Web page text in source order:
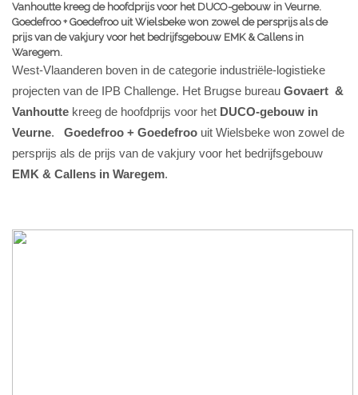
Vanhoutte kreeg de hoofdprijs voor het DUCO-gebouw in Veurne.
Goedefroo + Goedefroo uit Wielsbeke won zowel de persprijs als de
prijs van de vakjury voor het bedrijfsgebouw EMK & Callens in
Waregem.
West-Vlaanderen boven in de categorie industriële-logistieke
projecten van de IPB Challenge. Het Brugse bureau Govaert &
Vanhoutte kreeg de hoofdprijs voor het DUCO-gebouw in
Veurne. Goedefroo + Goedefroo uit Wielsbeke won zowel de
persprijs als de prijs van de vakjury voor het bedrijfsgebouw
EMK & Callens in Waregem.